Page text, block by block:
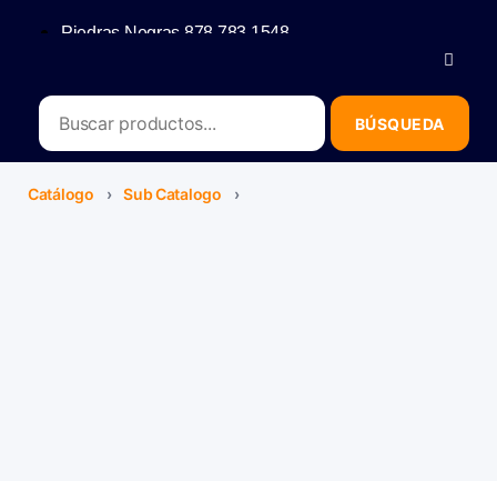
Piedras Negras 878 783 1548
Catálogo › Sub Catalogo ›